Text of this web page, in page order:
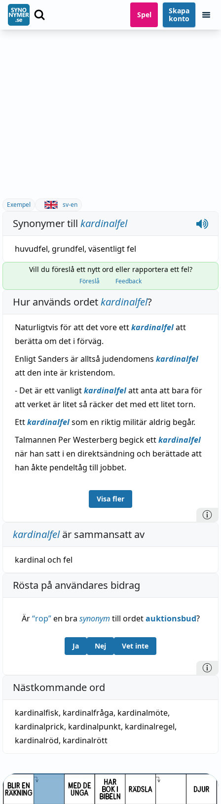
Spel
Skapa
konto
Exempel sv-en
Synonymer till kardinalfel
huvudfel, grundfel, väsentligt fel
Vill du föreslå ett nytt ord eller rapportera ett fel?
Föreslå Feedback
Hur används ordetkardinalfel?
Naturligtvis för att det vore ettkardinalfelatt
berätta om det i förväg.
Enligt Sanders är alltså judendomens kardinalfel
att den inte är kristendom.
- Det är ett vanligtkardinalfelatt anta att bara för
att verket är litet så räcker det med ett litet torn.
Ettkardinalfelsom en riktig militär aldrig begår.
Talmannen Per Westerberg begick ettkardinalfel
när han satt i en direktsändning och berättade att
han åkte pendeltåg till jobbet.
Visa fler
kardinalfelär sammansatt av
kardinal och fel
Rösta på användares bidrag
Är“rop”en bra synonym till ordetauktionsbud?
Ja Nej Vet inte
Nästkommande ord
kardinalfisk, kardinalfråga, kardinalmöte,
kardinalprick, kardinalpunkt, kardinalregel,
kardinalröd, kardinalrött